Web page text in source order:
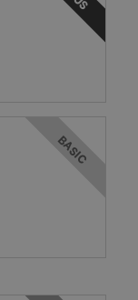
BASIC